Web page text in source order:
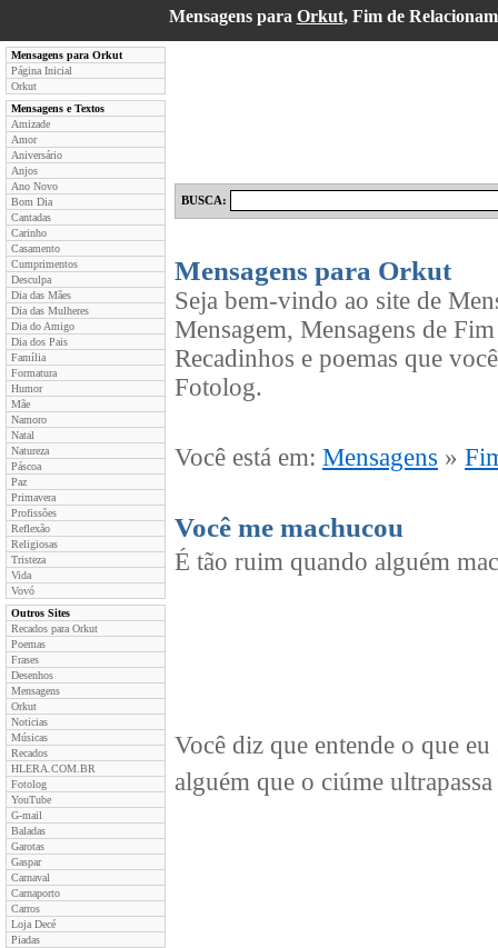
Mensagens para Orkut, Fim de
Mensagens para Orkut
Página Inicial
Orkut
Mensagens e Textos
Amizade
Amor
Aniversário
Anjos
Ano Novo
Bom Dia
Cantadas
Carinho
Casamento
Cumprimentos
Desculpa
Dia das Mães
Dia das Mulheres
Dia do Amigo
Dia dos Pais
Família
Formatura
Humor
Mãe
Namoro
Natal
Natureza
Páscoa
Paz
Primavera
Profissões
Reflexão
Religiosas
Tristeza
Vida
Vovó
Outros Sites
Recados para Orkut
Poemas
Frases
Desenhos
Mensagens
Orkut
Noticias
Músicas
Recados
HLERA.COM.BR
Fotolog
YouTube
G-mail
Baladas
Garotas
Gaspar
Carnaval
Carnaporto
Carros
Loja Decé
Piadas
BUSCA:
Mensagens para Orkut
Seja bem-vindo ao site de
Mensagem, Mensagens de
Recadinhos e poemas que
Fotolog.
Você está em: Mensagens »
Você me machucou
É tão ruim quando alguém
Você diz que entende o que
alguém que o ciúme